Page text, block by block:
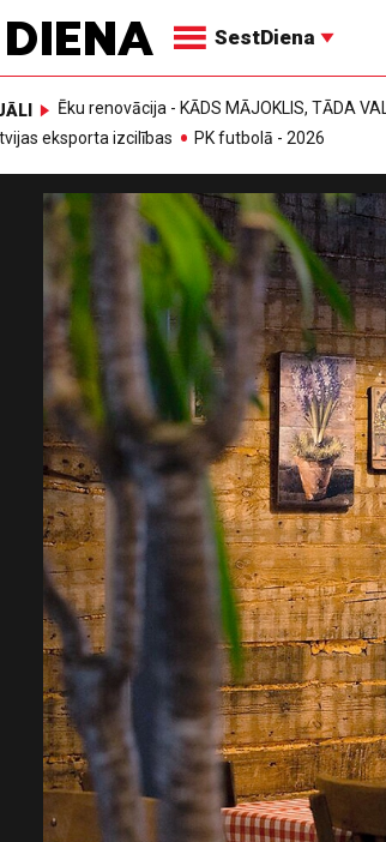
SestDiena
Ēku renovācija - KĀDS MĀJOKLIS, TĀDA
eksporta izcilības
PK futbolā - 2026